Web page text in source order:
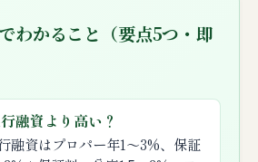
わかること（要点5つ・即
融資より高い？
融資はプロパー年1〜3%、保証